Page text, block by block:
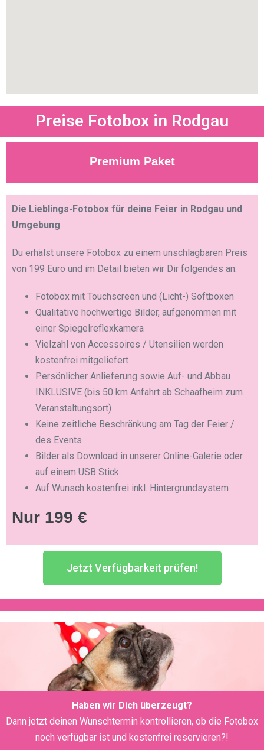
Preise Fotobox in Rodgau
Premium Paket
Die Lieblings-Fotobox für deine Feier in Rodgau und
Umgebung
Du erhälst unsere Fotobox zu einem unschlagbaren Preis
von 199 Euro und im Detail bieten wir Dir folgendes an:
Fotobox mit Touchscreen und (Licht-) Softboxen
Qualitative hochwertige Bilder, aufgenommen mit
einer Spiegelreflexkamera
Vielzahl von Accessoires / Utensilien werden
kostenfrei mitgeliefert
Persönlicher Anlieferung sowie Auf- und Abbau
INKLUSIVE (bis 50 km Anfahrt ab Schaafheim zum
Veranstaltungsort)
Keine zeitliche Beschränkung am Tag der Feier /
des Events
Bilder als Download in unserer Online-Galerie oder
auf einem USB Stick
Auf Wunsch kostenfrei inkl. Hintergrundsystem
Nur 199 €
Jetzt Verfügbarkeit prüfen!
Haben wir Dich überzeugt?
Dann jetzt deinen Wunschtermin kontrollieren, ob die Fotobox
noch verfügbar ist und kostenfrei reservieren?!